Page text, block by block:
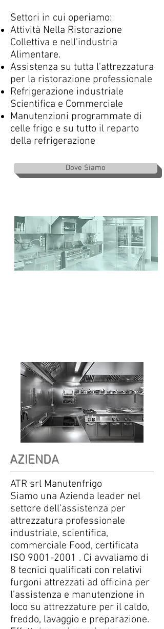
Settori in cui operiamo:
Attività Nella Ristorazione
Collettiva e nell'industria
Alimentare.
Assistenza su tutta l'attrezzatura
per la ristorazione professionale
Refrigerazione industriale
Scientifica e Commerciale
Manutenzioni programmate di
celle frigo e su tutto il reparto
della refrigerazione
Dove Siamo
AZIENDA
ATR srl Manutenfrigo
Siamo una Azienda leader nel
settore dell’assistenza per
attrezzatura professionale
industriale, scientifica,
commerciale Food, certificata
ISO 9001-2001 . Ci avvaliamo di
8 tecnici qualificati con relativi
furgoni attrezzati ad officina per
l’assistenza e manutenzione in
loco su attrezzature per il caldo,
freddo, lavaggio e preparazione.